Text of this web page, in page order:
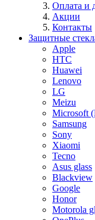
Оплата и
Акции
Контакты
Защитные
Apple
HTC
Huawei
Lenovo
LG
Meizu
Microsoft
Samsung
Sony
Xiaomi
Tecno
Asus glass
Blackview
Google
Honor
Motorola